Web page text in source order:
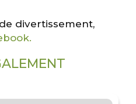
divertissement,